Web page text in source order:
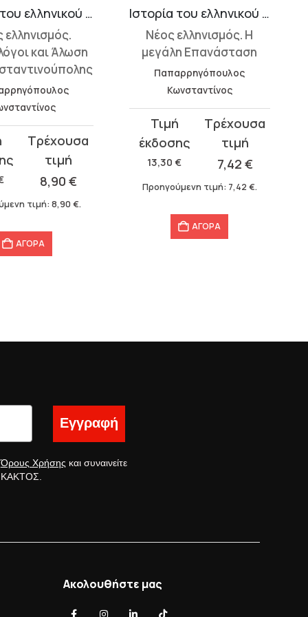
Ιστορία του ελληνικού έθνους 14
ελληνισμός.
και Άλωση
8,90 €
τιμή: 8,90 €.
ΑΓΟΡΑ
Ιστορία του ελληνικού έθνους 16
Νέος ελληνισμός. Η
μεγάλη Επανάσταση
Παπαρρηγόπουλος
Κωνσταντίνος
13,30€
Original
price
was:
13,30 €.
7,42 €
τρέχουσα
τιμή
είναι:
Προηγούμενη τιμή: 7,42 €.
ΑΓΟΡΑ
Εγγραφή
Όρους Χρήσης και συναινείτε
ΚΑΚΤΟΣ.
Ακολουθήστε μας